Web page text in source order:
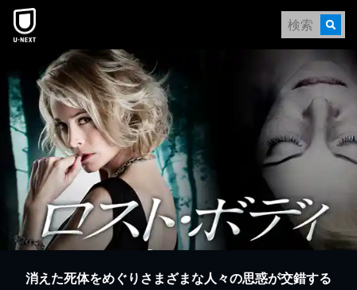
本文へスキップ
消えた死体をめぐりさまざまな人々の思惑が交錯する